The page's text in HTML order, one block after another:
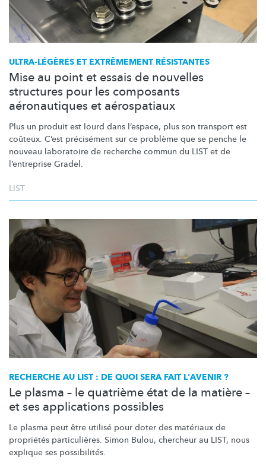
ULTRA-LÉGÈRES ET EXTRÊMEMENT RÉSISTANTES
Mise au point et essais de nouvelles
structures pour les composants
aéronautiques et aérospatiaux
Plus un produit est lourd dans l’espace, plus son transport est
coûteux. C’est précisément sur ce problème que se penche le
nouveau laboratoire de recherche commun du LIST et de
l’entreprise Gradel.
LIST
RECHERCHE AU LIST : DE QUOI SERA FAIT L'AVENIR ?
Le plasma – le quatrième état de la matière –
et ses applications possibles
Le plasma peut être utilisé pour doter des matériaux de
propriétés particulières. Simon Bulou, chercheur au LIST, nous
explique ses possibilités.